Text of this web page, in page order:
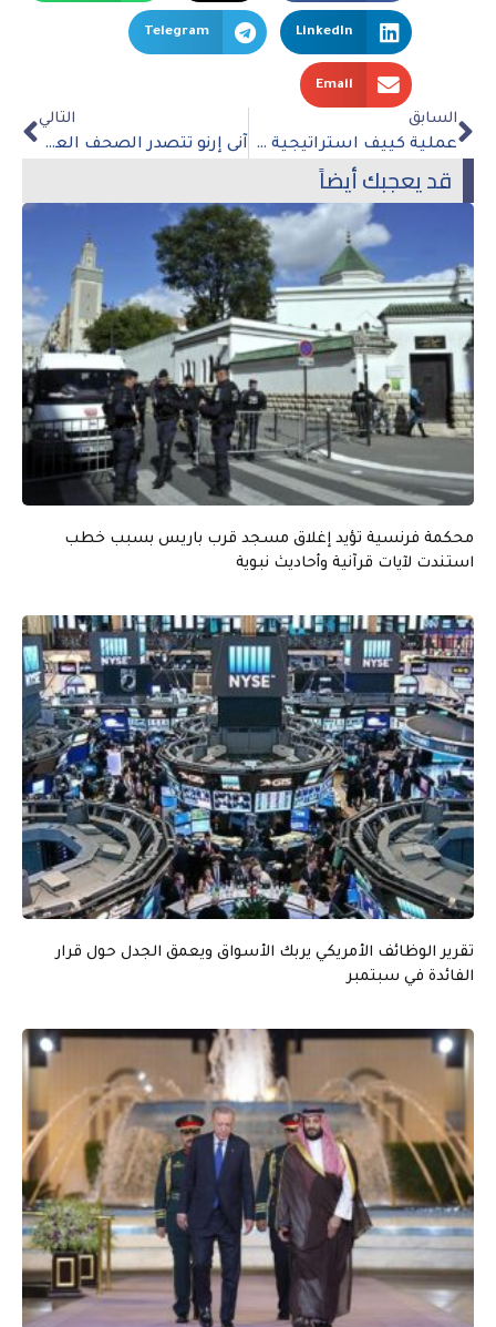
LinkedIn
Telegram
Email
السابق
عملية كييف استراتيجية موسكو الهجوم الكبير
التالي
آنى إرنو تتصدر الصحف العالمية بعد دعمها للقضية الفلسطينية
قد يعجبك أيضاً
محكمة فرنسية تؤيد إغلاق مسجد قرب باريس بسبب خطب
استندت لآيات قرآنية وأحاديث نبوية
تقرير الوظائف الأمريكي يربك الأسواق ويعمق الجدل حول قرار
الفائدة في سبتمبر